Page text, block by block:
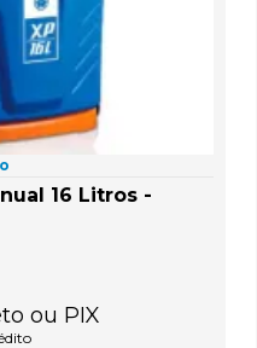
16 Litros -
ou PIX